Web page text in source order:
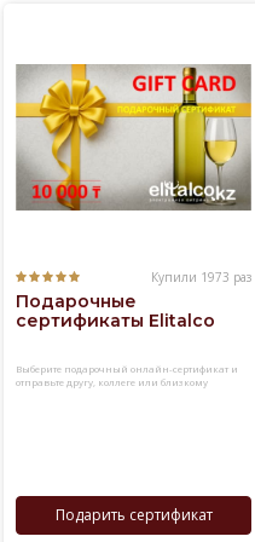
Купили 1973 раз
Подарочные
сертификаты Elitalco
Выберите подарочный онлайн-сертификат и
отправьте другу, коллеге или близкому
Подарить сертификат